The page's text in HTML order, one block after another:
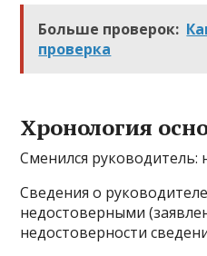
Больше проверок:
проверка
Хронология
Сменился руководитель:
Сведения о
недостоверными
недостоверности